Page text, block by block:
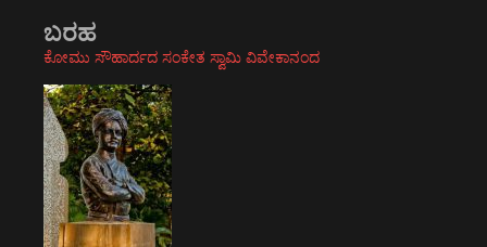
ಬರಹ
ಕೋಮು ಸೌಹಾರ್ದದ ಸಂಕೇತ ಸ್ವಾಮಿ ವಿವೇಕಾನಂದ